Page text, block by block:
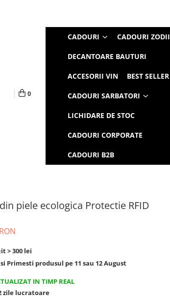
0
CADOURI CADOURI ZODII
DECANTOARE BAUTURI
ACCESORII VIN BEST SELLER
CADOURI SARBATORI
LICHIDARE DE STOC
CADOURI CORPORATE
CADOURI B2B
piele ecologica Protectie RFID
> 300 lei
Primesti produsul pe 11 sau 12 August
IN TIMP REAL
zile lucratoare